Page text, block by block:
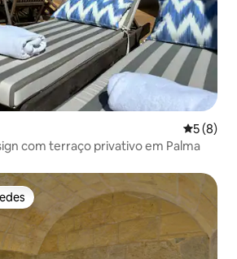
5 de
5 (8)
com terraço privativo em Palma